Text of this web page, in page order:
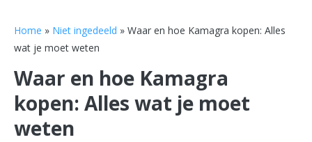
Home » Niet ingedeeld » Waar en hoe Kamagra kopen: Alles
wat je moet weten
Waar en hoe Kamagra
kopen: Alles wat je moet
weten